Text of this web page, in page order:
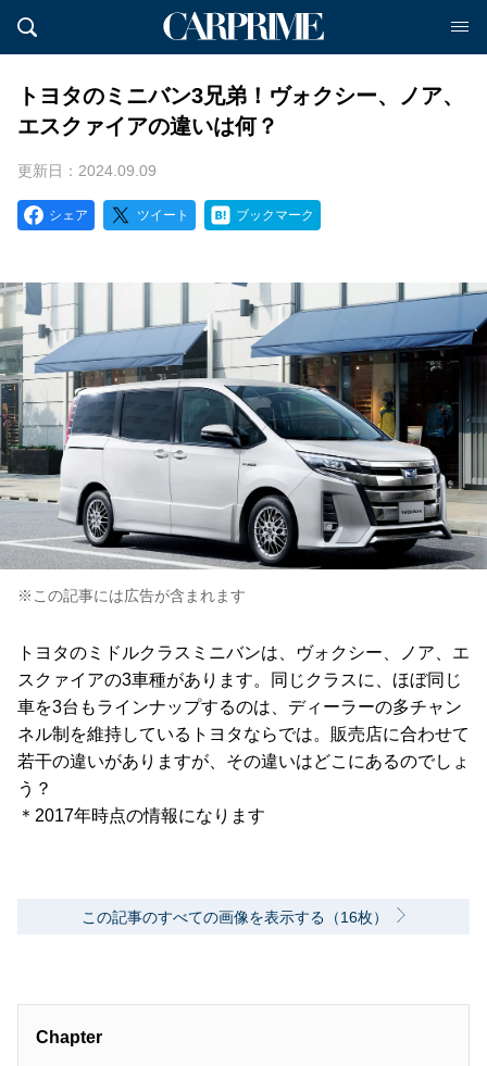
トヨタのミニバン3兄弟！ヴォクシー、ノア、
エスクァイアの違いは何？
更新日：2024.09.09
シェア ツイート ブックマーク
※この記事には広告が含まれます
トヨタのミドルクラスミニバンは、ヴォクシー、ノア、エ
スクァイアの3車種があります。同じクラスに、ほぼ同じ
車を3台もラインナップするのは、ディーラーの多チャン
ネル制を維持しているトヨタならでは。販売店に合わせて
若干の違いがありますが、その違いはどこにあるのでしょ
う？
＊2017年時点の情報になります
この記事のすべての画像を表示する（16枚）
Chapter